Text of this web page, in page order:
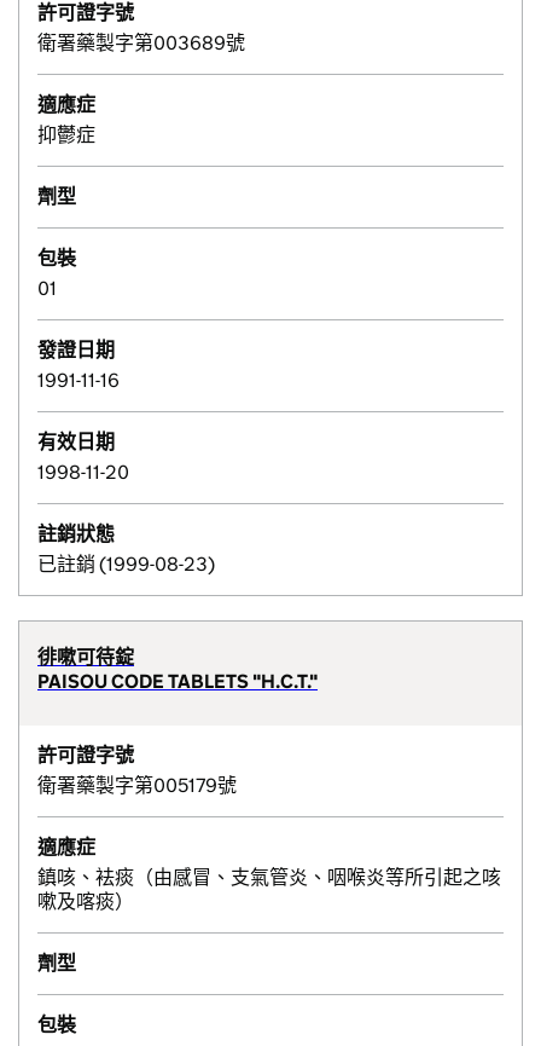
許可證字號
衛署藥製字第003689號
適應症
抑鬱症
劑型
包裝
01
發證日期
1991-11-16
有效日期
1998-11-20
註銷狀態
已註銷 (1999-08-23)
徘嗽可待錠
PAISOU CODE TABLETS "H.C.T."
許可證字號
衛署藥製字第005179號
適應症
鎮咳、袪痰（由感冒、支氣管炎、咽喉炎等所引起之咳
嗽及喀痰）
劑型
包裝